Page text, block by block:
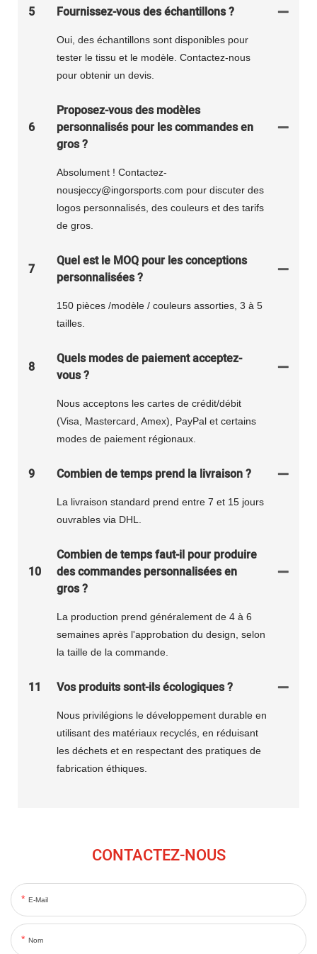
5 Fournissez-vous des échantillons ?
Oui, des échantillons sont disponibles pour
tester le tissu et le modèle. Contactez-nous
pour obtenir un devis.
6
Proposez-vous des modèles
personnalisés pour les commandes en
gros ?
Absolument ! Contactez-
nousjeccy@ingorsports.com pour discuter des
logos personnalisés, des couleurs et des tarifs
de gros.
7
Quel est le MOQ pour les conceptions
personnalisées ?
150 pièces /modèle / couleurs assorties, 3 à 5
tailles.
8
Quels modes de paiement acceptez-
vous ?
Nous acceptons les cartes de crédit/débit
(Visa, Mastercard, Amex), PayPal et certains
modes de paiement régionaux.
9 Combien de temps prend la livraison ?
La livraison standard prend entre 7 et 15 jours
ouvrables via DHL.
10
Combien de temps faut-il pour produire
des commandes personnalisées en
gros ?
La production prend généralement de 4 à 6
semaines après l'approbation du design, selon
la taille de la commande.
11 Vos produits sont-ils écologiques ?
Nous privilégions le développement durable en
utilisant des matériaux recyclés, en réduisant
les déchets et en respectant des pratiques de
fabrication éthiques.
CONTACTEZ-NOUS
E-Mail
Nom